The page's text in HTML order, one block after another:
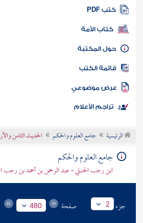
كتب PDF
كتاب الأمة
المكتبة
الكتب
موضوعي
تراجم الأعلام
الرئيسية جامع العلوم والحكم الحديث الثامن
جامع العلوم والحكم
ابن رجب الحنبلي - عبد الرحمن بن أحمد بن رجب
جزء 2 صفحة 480